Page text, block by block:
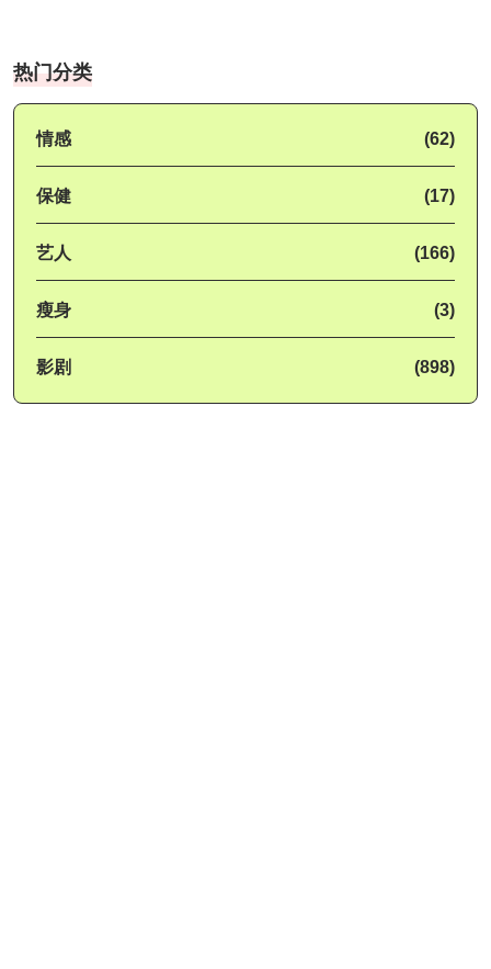
热门分类
情感 (62)
保健 (17)
艺人 (166)
瘦身 (3)
影剧 (898)